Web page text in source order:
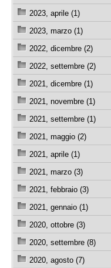
2023, aprile (1)
2023, marzo (1)
2022, dicembre (2)
2022, settembre (2)
2021, dicembre (1)
2021, novembre (1)
2021, settembre (1)
2021, maggio (2)
2021, aprile (1)
2021, marzo (3)
2021, febbraio (3)
2021, gennaio (1)
2020, ottobre (3)
2020, settembre (8)
2020, agosto (7)